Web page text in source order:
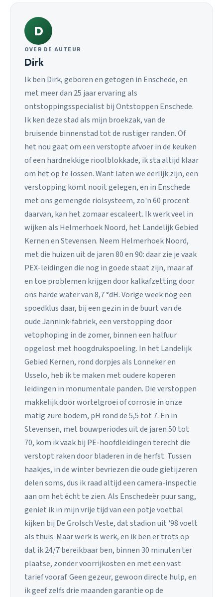
D
OVER DE AUTEUR
Dirk
Ik ben Dirk, geboren en getogen in Enschede, en
met meer dan 25 jaar ervaring als
ontstoppingsspecialist bij Ontstoppen Enschede.
Ik ken deze stad als mijn broekzak, van de
bruisende binnenstad tot de rustiger randen. Of
het nou gaat om een verstopte afvoer in de keuken
of een hardnekkige rioolblokkade, ik sta altijd klaar
om het op te lossen. Want laten we eerlijk zijn, een
verstopping komt nooit gelegen, en in Enschede
met ons gemengde riolsysteem, zo'n 60 procent
daarvan, kan het zomaar escaleert. Ik werk veel in
wijken als Helmerhoek Noord, het Landelijk Gebied
Kernen en Stevensen. Neem Helmerhoek Noord,
met die huizen uit de jaren 80 en 90: daar zie je vaak
PEX-leidingen die nog in goede staat zijn, maar af
en toe problemen krijgen door kalkafzetting door
ons harde water van 8,7 °dH. Vorige week nog een
spoedklus daar, bij een gezin in de buurt van de
oude Jannink-fabriek, een verstopping door
vetophoping in de zomer, binnen een halfuur
opgelost met hoogdrukspoeling. In het Landelijk
Gebied Kernen, rond dorpjes als Lonneker en
Usselo, heb ik te maken met oudere koperen
leidingen in monumentale panden. Die verstoppen
makkelijk door wortelgroei of corrosie in onze
matig zure bodem, pH rond de 5,5 tot 7. En in
Stevensen, met bouwperiodes uit de jaren 50 tot
70, kom ik vaak bij PE-hoofdleidingen terecht die
verstopt raken door bladeren in de herfst. Tussen
haakjes, in de winter bevriezen die oude gietijzeren
delen soms, dus ik raad altijd een camera-inspectie
aan om het écht te zien. Als Enschedeër puur sang,
geniet ik in mijn vrije tijd van een potje voetbal
kijken bij De Grolsch Veste, dat stadion uit '98 voelt
als thuis. Maar werk is werk, en ik ben er trots op
dat ik 24/7 bereikbaar ben, binnen 30 minuten ter
plaatse, zonder voorrijkosten en met een vast
tarief vooraf. Geen gezeur, gewoon directe hulp, en
ik geef zelfs drie maanden garantie op de